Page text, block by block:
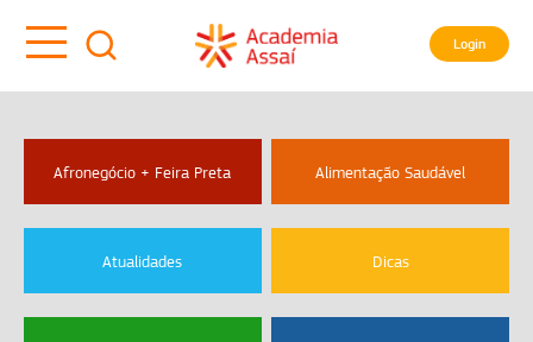
Login
Afronegócio + Feira Preta Alimentação Saudável
Atualidades Dicas